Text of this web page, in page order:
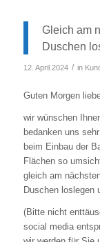
Gleich am
Duschen
12. April 2024 / in
Guten Morgen
wir wünschen
bedanken uns
beim Einbau der
Flächen so
gleich am
Duschen loslegen
(Bitte nicht
social media